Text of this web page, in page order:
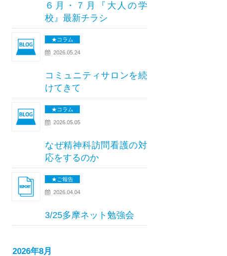
６月・７月『大人の学
校』最新チラシ
★コラム
2026.05.24
コミュニティサロンを続
けてきて
★コラム
2026.05.05
なぜ精神科訪問看護の対
応をするのか
★ご報告
2026.04.04
3/25多摩ネット勉強会
2026年8月